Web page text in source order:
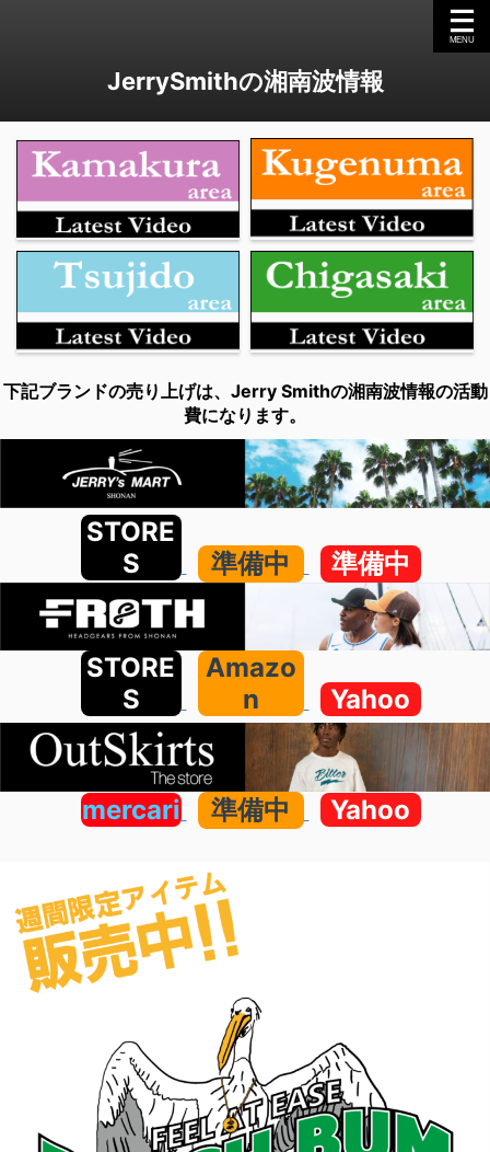
JerrySmithの湘南波情報
下記ブランドの売り上げは、Jerry Smithの湘南波情報の活動
費になります。
STORE
S
準備中 準備中
STORE
S
Amazo
n
Yahoo
mercari 準備中 Yahoo